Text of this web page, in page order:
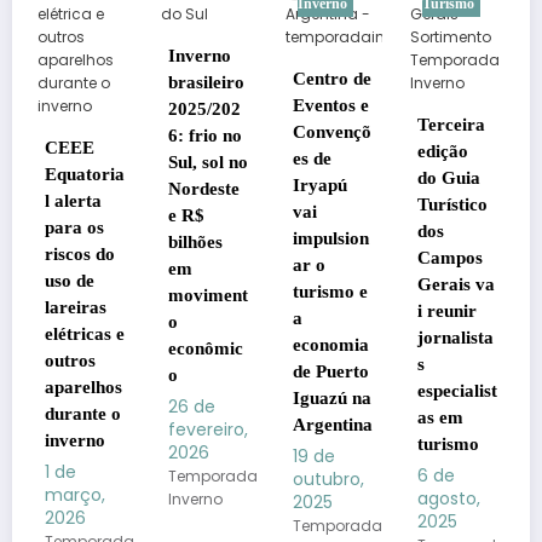
os
do
e
o
Inverno
brasileiro
2025/202
6: frio no
Sul, sol no
Nordeste
moviment
econômic
26 de
fevereiro,
Temporada
Centro de
Eventos e
Convençõ
es de
Iryapú
impulsion
turismo e
economia
de Puerto
Iguazú na
Argentina
outubro,
Temporada
Terceira
do Guia
Turístico
Campos
Gerais va
i reunir
jornalista
especialist
turismo
agosto,
2025
a
viver
Notícia